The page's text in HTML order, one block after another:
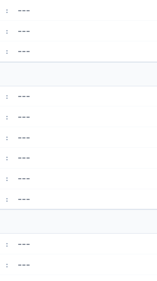
: ---
: ---
: ---
: ---
: ---
: ---
: ---
: ---
: ---
: ---
: ---